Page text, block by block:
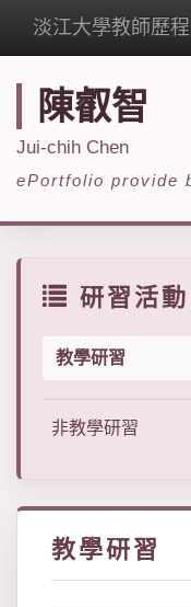
淡江大學教師歷程
陳叡智
Jui-chih Chen
ePortfolio provide
研習活動
教學研習
非教學研習
教學研習